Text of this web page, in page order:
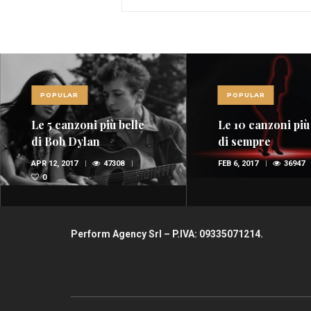
POPULAR
Le 5 canzoni più belle
di Bob Dylan
APR 12, 2017
47308
0
POPULAR
Le 10 canzoni
di sempre
FEB 6, 2017 36947
Perform Agency Srl – P.IVA: 09335071214.